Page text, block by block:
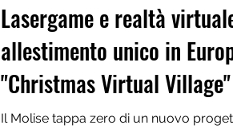
Lasergame e realtà
allestimento unico in
"Christmas Virtual Village"
Il Molise tappa zero di un nuovo